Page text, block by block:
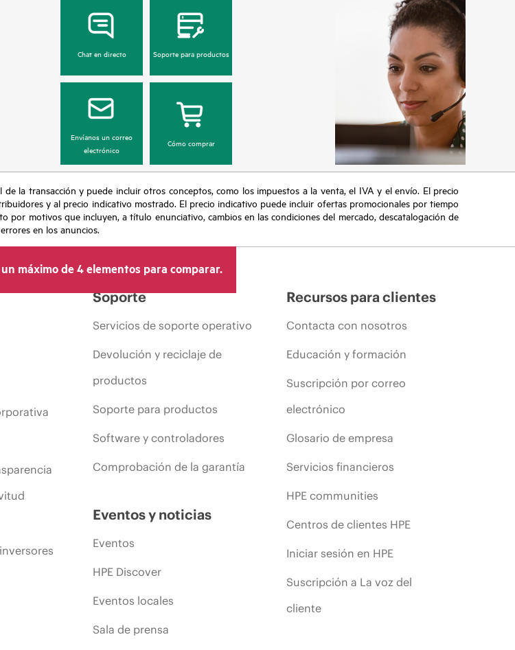
Chat en directo Soporte para productos
Envíanos un correo
electrónico
Cómo comprar
la transacción y puede incluir otros conceptos, como los impuestos a la venta, el IVA y el envío. El precio
y al precio indicativo mostrado. El precio indicativo puede incluir ofertas promocionales por tiempo
por motivos que incluyen, a título enunciativo, cambios en las condiciones del mercado, descatalogación de
en los anuncios.
máximo de 4 elementos para comparar.
Soporte
Servicios de soporte operativo
Devolución y reciclaje de
productos
Soporte para productos
Software y controladores
Comprobación de la garantía
Eventos y noticias
Eventos
HPE Discover
Eventos locales
Sala de prensa
Recursos para clientes
Contacta con nosotros
Educación y formación
Suscripción por correo
electrónico
Glosario de empresa
Servicios financieros
HPE communities
Centros de clientes HPE
Iniciar sesión en HPE
Suscripción a La voz del
cliente